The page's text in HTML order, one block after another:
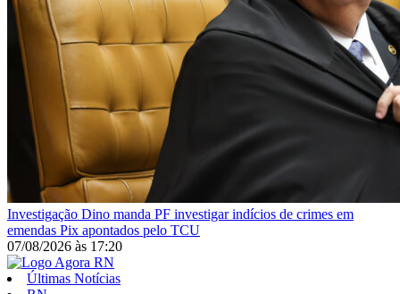
Investigação Dino manda PF investigar indícios de crimes em
emendas Pix apontados pelo TCU
07/08/2026 às 17:20
Últimas Notícias